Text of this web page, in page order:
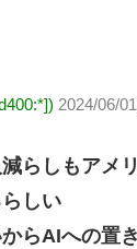
2024/06/
らしもアメ
しい
らAIへの置